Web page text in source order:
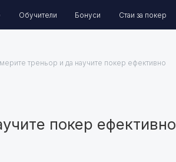
Обучители Бонуси Стаи за покер
треньор и да научите покер ефективно
покер ефективно